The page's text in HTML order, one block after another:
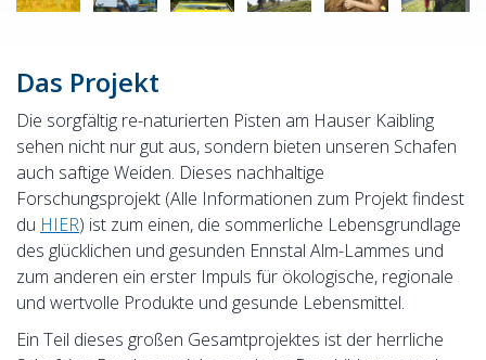
Das Projekt
Die sorgfältig re-naturierten Pisten am Hauser Kaibling
sehen nicht nur gut aus, sondern bieten unseren Schafen
auch saftige Weiden. Dieses nachhaltige
Forschungsprojekt (Alle Informationen zum Projekt findest
du HIER) ist zum einen, die sommerliche Lebensgrundlage
des glücklichen und gesunden Ennstal Alm-Lammes und
zum anderen ein erster Impuls für ökologische, regionale
und wertvolle Produkte und gesunde Lebensmittel.
Ein Teil dieses großen Gesamtprojektes ist der herrliche